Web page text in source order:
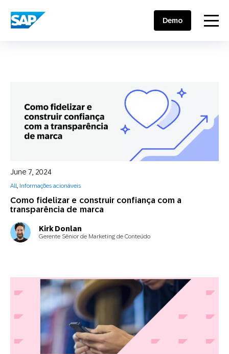
SAP ENGAGEMENT CLOUD menu
Demo
Como fidelizar e construir confiança com a
transparência de marca
June 7, 2024
All, Informações acionáveis
Kirk Donlan
Gerente Sênior de Marketing de Conteúdo